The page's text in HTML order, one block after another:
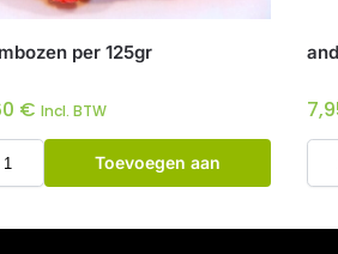
per 125gr
€ Incl. BTW
Toevoegen aan